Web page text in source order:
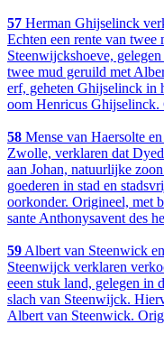
57 Herman Ghijselinck
Echten een rente van
Steenwijckshoeve,
twee mud geruild met
erf, geheten Ghijselinck in
oom Henricus Ghijselinck.
58 Mense van Haersolte
Zwolle, verklaren dat
aan Johan, natuurlijke
goederen in stad en
oorkonder. Origineel, met
sante Anthonysavent des
59Albert van Steenwick
Steenwijck verklaren
eeen stuk land, gelegen in
slach van Steenwijck.
Albert van Steenwick.